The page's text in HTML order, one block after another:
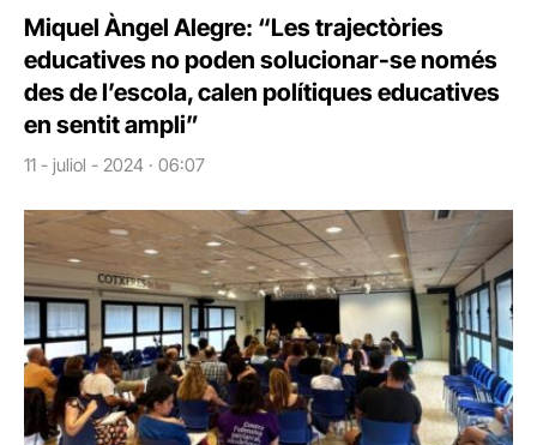
Miquel Àngel Alegre: “Les trajectòries
educatives no poden solucionar-se només
des de l’escola, calen polítiques educatives
en sentit ampli”
11 - juliol - 2024 · 06:07